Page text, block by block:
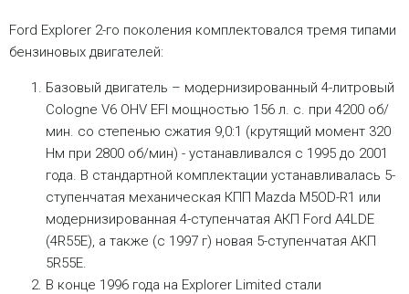
Ford Explorer 2-го поколения комплектовался тремя типами
бензиновых двигателей:
Базовый двигатель – модернизированный 4-литровый
Cologne V6 OHV EFI мощностью 156 л. с. при 4200 об/
мин. со степенью сжатия 9,0:1 (крутящий момент 320
Нм при 2800 об/мин) - устанавливался с 1995 до 2001
года. В стандартной комплектации устанавливалась 5-
ступенчатая механическая КПП Mazda M5OD-R1 или
модернизированная 4-ступенчатая АКП Ford A4LDE
(4R55E), а также (с 1997 г) новая 5-ступенчатая АКП
5R55E.
В конце 1996 года на Explorer Limited стали